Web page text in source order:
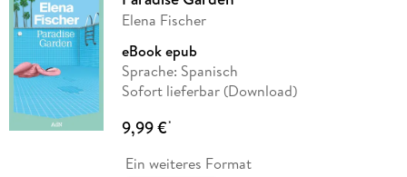
Elena Fischer
eBook epub
Sprache: Spanisch
Sofort lieferbar (Download)
9,99 €*
Ein weiteres Format